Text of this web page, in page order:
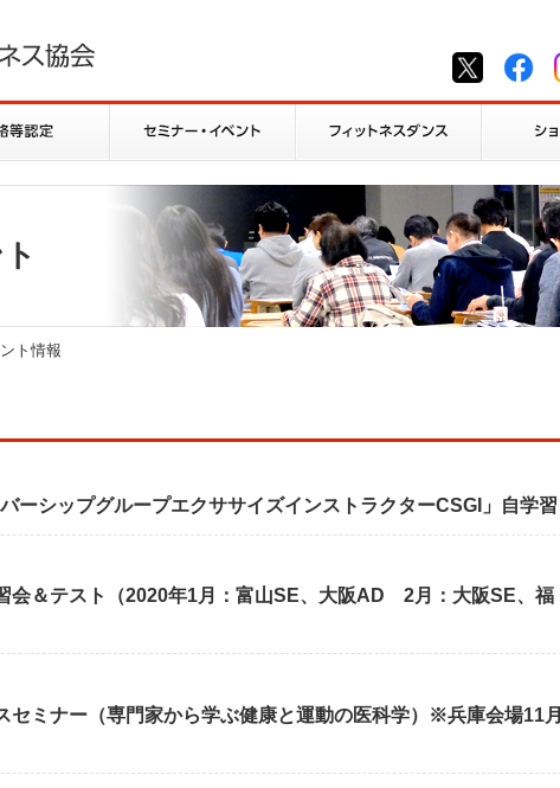
ト情報
ーシップグループエクササイズインストラクターCSGI」自学習
会＆テスト（2020年1月：富山SE、大阪AD 2月：大阪SE、福
セミナー（専門家から学ぶ健康と運動の医科学）※兵庫会場11月